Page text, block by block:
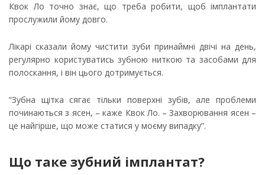
Квок Ло точно знає, що треба робити, щоб імплантати
прослужили йому довго.
Лікарі сказали йому чистити зуби принаймні двічі на день,
регулярно користуватись зубною ниткою та засобами для
полоскання, і він цього дотримується.
“Зубна щітка сягає тільки поверхні зубів, але проблеми
починаються з ясен, – каже Квок Ло. – Захворювання ясен –
це найгірше, що може статися у моєму випадку”.
Що таке зубний імплантат?